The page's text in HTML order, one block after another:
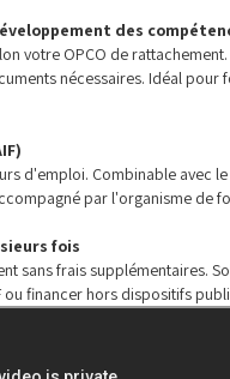
des
votre OPCO de
nécessaires. Idéal pour
d'emploi. Combinable avec
par l'organisme de
fois
sans frais supplémentaires.
ou financer hors dispositifs